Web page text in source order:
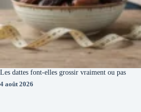
Les dattes font-elles grossir vraiment ou pas
4 août 2026